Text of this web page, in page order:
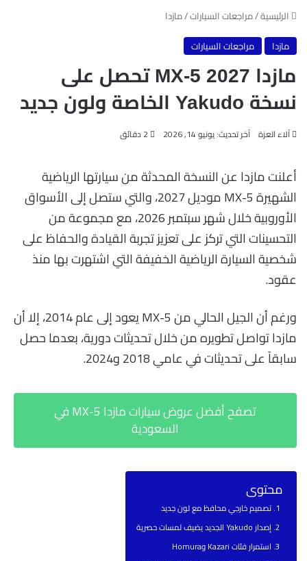
الرئيسية/مراجعات السيارات/مازدا
مازدا
مراجعات السيارات
مازدا MX-5 2027 تحصل على
نسخة Yakudo الخاصة ولون جديد
آلاء العزة آخر تحديث: يونيو 14, 2026
أعلنت مازدا عن النسخة المحدثة من سيارتها الرياضية
الشهيرة MX-5 موديل 2027، والتي ستصل إلى الأسواق
الأوروبية خلال شهر سبتمبر 2026، مع مجموعة من
التحسينات التي تركز على تعزيز تجربة القيادة والحفاظ على
شخصية السيارة الرياضية الخفيفة التي اشتهرت بها منذ
عقود.
ورغم أن الجيل الحالي من MX-5 يعود إلى عام 2014، إلا أن
مازدا تواصل تطويره من خلال تحديثات دورية، بعدما حصل
سابقاً على تحديثات في عامي 2018 و2024.
تصفح أفضل عروض سيارات مازدا MX-5 في
السعودية
محتوى
تصميم خارجي محافظ مع لون جديد
إصدار Yakudo الجديد يضيف لمسات حصرية
استمرار فئات Kazari وHomura